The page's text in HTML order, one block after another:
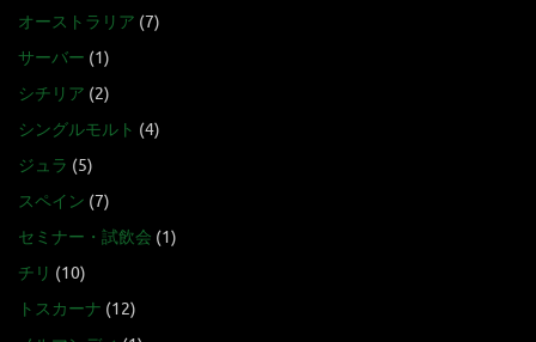
オーストラリア (7)
サーバー (1)
シチリア (2)
シングルモルト (4)
ジュラ (5)
スペイン (7)
セミナー・試飲会 (1)
チリ (10)
トスカーナ (12)